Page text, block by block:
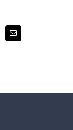
E-
mail